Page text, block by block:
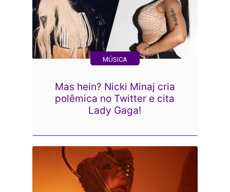
MÚSICA
Mas hein? Nicki Minaj cria
polêmica no Twitter e cita
Lady Gaga!